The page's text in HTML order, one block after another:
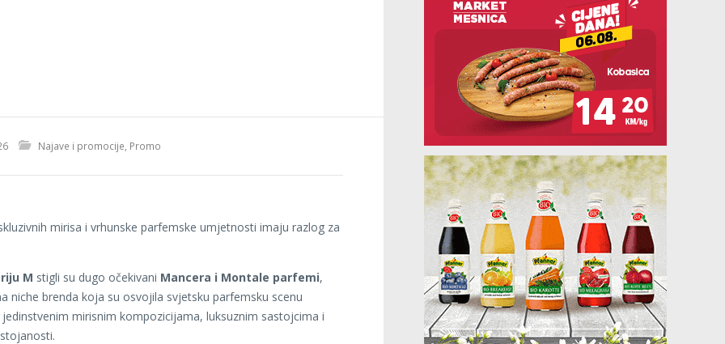
Najave i promocije Promo
mirisa i vrhunske parfemske umjetnosti imaju razlog za
M stigli su dugo očekivani Mancera i Montale parfemi,
niche brenda koja su osvojila svjetsku parfemsku scenu
jedinstvenim mirisnim kompozicijama, luksuznim sastojcima i